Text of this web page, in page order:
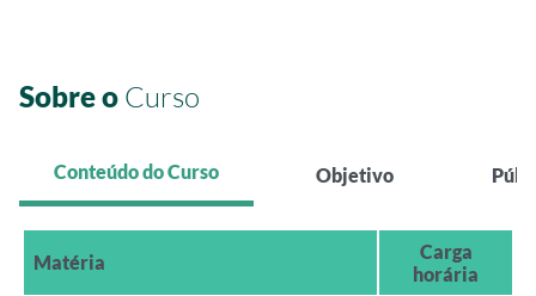
Sobre o Curso
Conteúdo do Curso Objetivo
Matéria
Carga
horária